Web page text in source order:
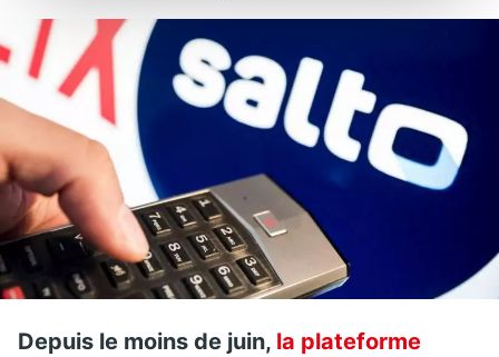
Depuis le moins de juin, la plateforme